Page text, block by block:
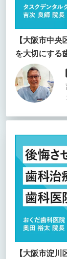
【大阪市中
を大切にする
【大阪市淀